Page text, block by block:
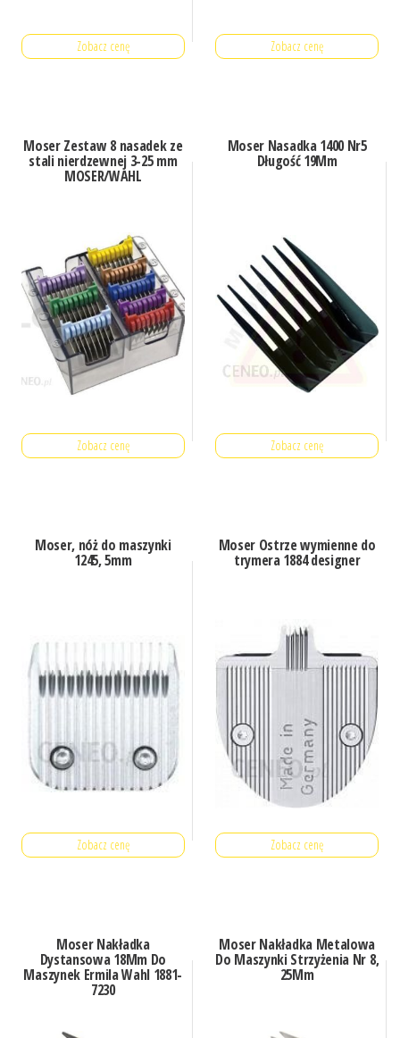
Zobacz cenę Zobacz cenę
Moser Zestaw 8 nasadek ze
stali nierdzewnej 3-25 mm
MOSER/WAHL
Zobacz cenę
Moser Nasadka 1400 Nr5
Długość 19Mm
Zobacz cenę
Moser, nóż do maszynki
1245, 5mm
Zobacz cenę
Moser Ostrze wymienne do
trymera 1884 designer
Zobacz cenę
Moser Nakładka
Dystansowa 18Mm Do
Maszynek Ermila Wahl 1881-
7230
Moser Nakładka Metalowa
Do Maszynki Strzyżenia Nr 8,
25Mm